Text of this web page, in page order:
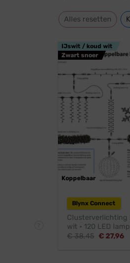
Alles resetten
IJswit / koud wit
Zwart snoer
Koppelbaar
Blynx Connect
Clusterverlichting
wit · 120 LED
€38,45 €27,96